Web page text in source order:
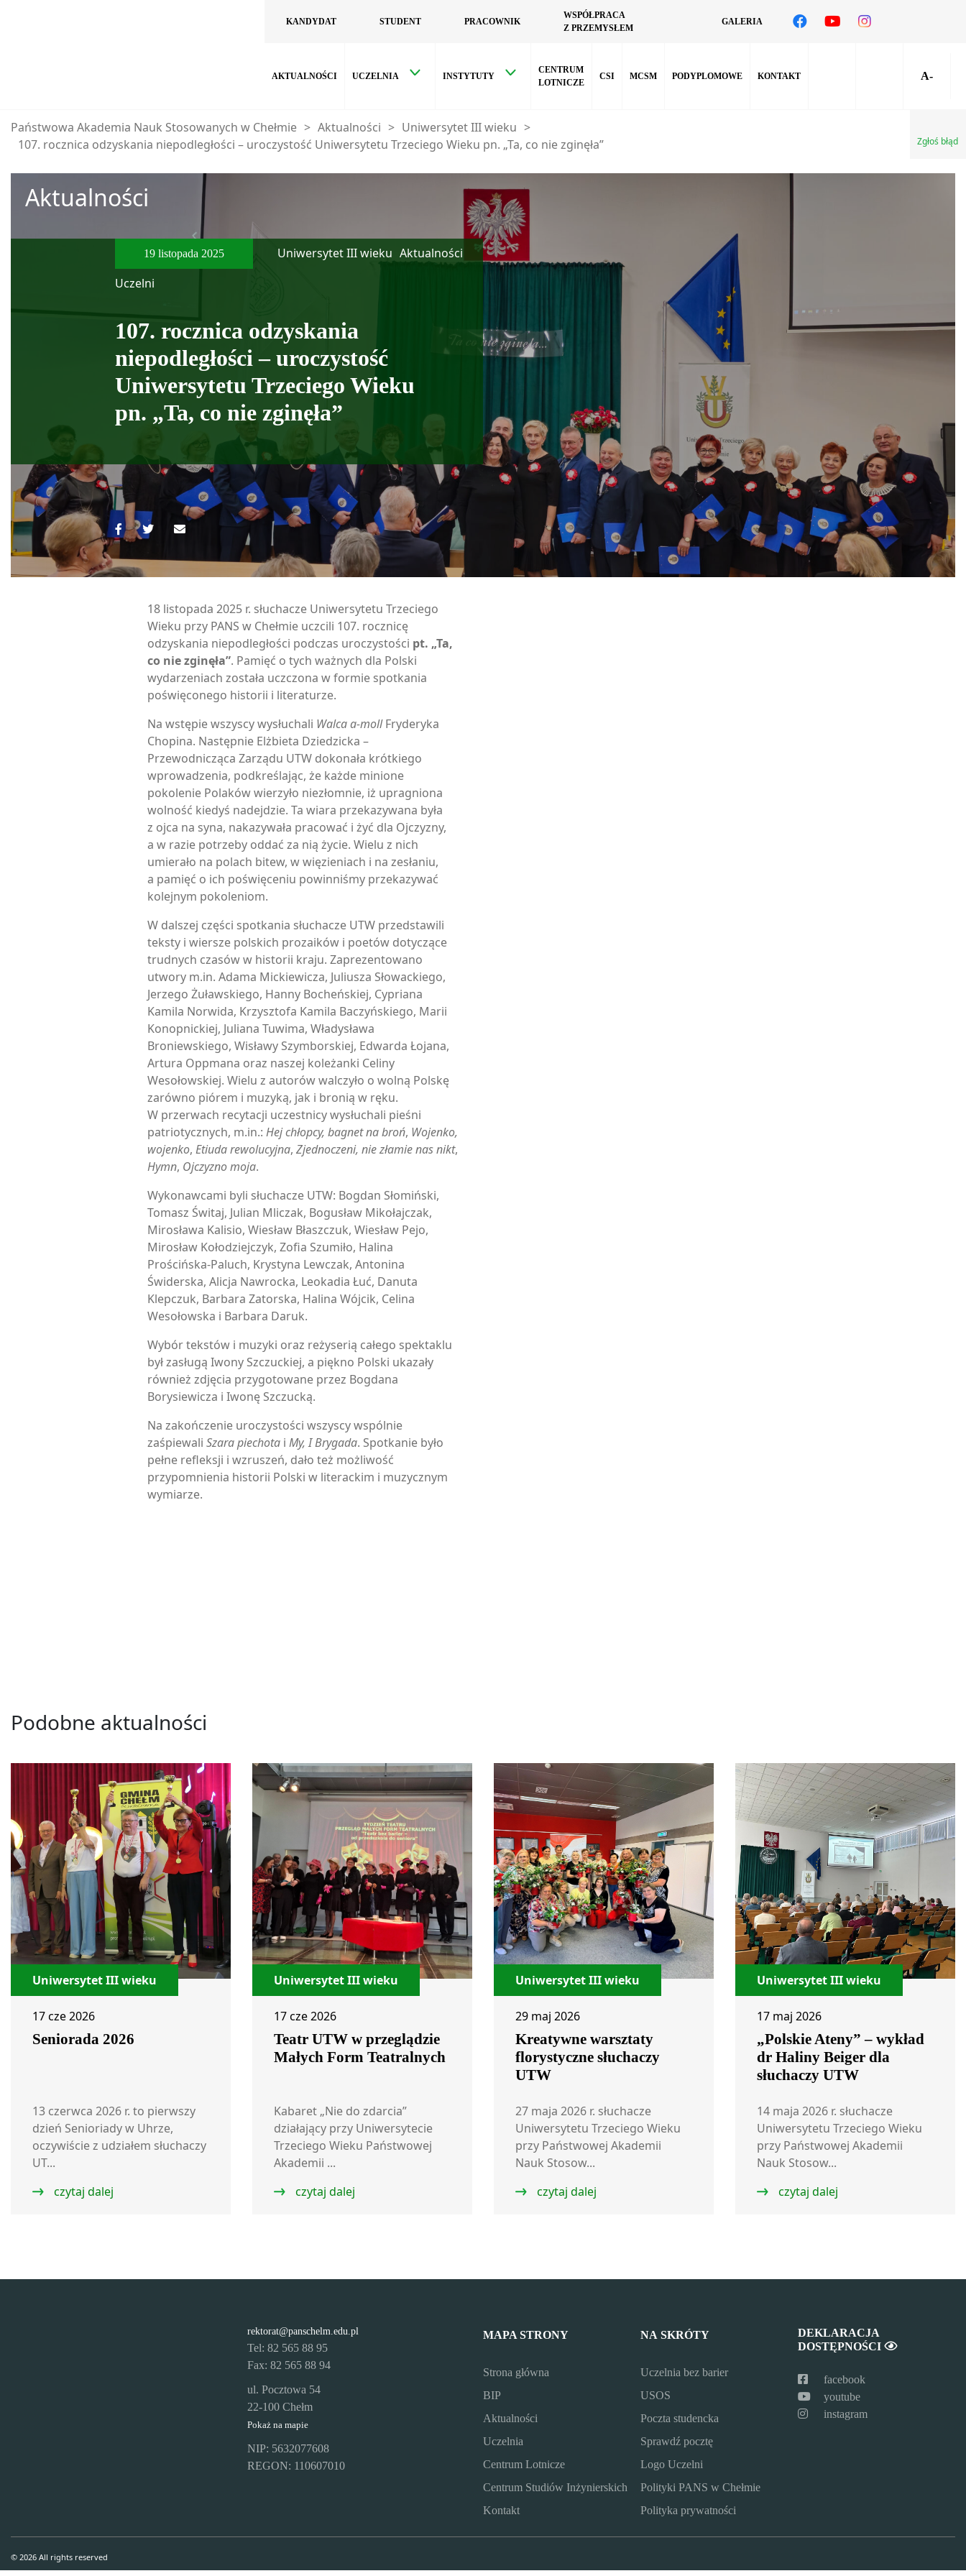
KANDYDAT STUDENT PRACOWNIK
WSPÓŁPRACA
Z PRZEMYSŁEM
GALERIA
AKTUALNOŚCI UCZELNIA INSTYTUTY
CENTRUM
LOTNICZE
CSI MCSM PODYPLOMOWE KONTAKT A-
Zgłoś błąd
Państwowa Akademia Nauk Stosowanych w Chełmie > Aktualności > Uniwersytet III wieku >
107. rocznica odzyskania niepodległości – uroczystość Uniwersytetu Trzeciego Wieku pn. „Ta, co nie zginęła”
Aktualności
19 listopada 2025 Uniwersytet III wieku Aktualności
Uczelni
107. rocznica odzyskania
niepodległości – uroczystość
Uniwersytetu Trzeciego Wieku
pn. „Ta, co nie zginęła”
18 listopada 2025 r. słuchacze Uniwersytetu Trzeciego
Wieku przy PANS w Chełmie uczcili 107. rocznicę
odzyskania niepodległości podczas uroczystości pt. „Ta,
co nie zginęła”. Pamięć o tych ważnych dla Polski
wydarzeniach została uczczona w formie spotkania
poświęconego historii i literaturze.
Na wstępie wszyscy wysłuchali Walca a-mollFryderyka
Chopina. Następnie Elżbieta Dziedzicka –
Przewodnicząca Zarządu UTW dokonała krótkiego
wprowadzenia, podkreślając, że każde minione
pokolenie Polaków wierzyło niezłomnie, iż upragniona
wolność kiedyś nadejdzie. Ta wiara przekazywana była
z ojca na syna, nakazywała pracować i żyć dla Ojczyzny,
a w razie potrzeby oddać za nią życie. Wielu z nich
umierało na polach bitew, w więzieniach i na zesłaniu,
a pamięć o ich poświęceniu powinniśmy przekazywać
kolejnym pokoleniom.
W dalszej części spotkania słuchacze UTW przedstawili
teksty i wiersze polskich prozaików i poetów dotyczące
trudnych czasów w historii kraju. Zaprezentowano
utwory m.in. Adama Mickiewicza, Juliusza Słowackiego,
Jerzego Żuławskiego, Hanny Bocheńskiej, Cypriana
Kamila Norwida, Krzysztofa Kamila Baczyńskiego, Marii
Konopnickiej, Juliana Tuwima, Władysława
Broniewskiego, Wisławy Szymborskiej, Edwarda Łojana,
Artura Oppmana oraz naszej koleżanki Celiny
Wesołowskiej. Wielu z autorów walczyło o wolną Polskę
zarówno piórem i muzyką, jak i bronią w ręku.
W przerwach recytacji uczestnicy wysłuchali pieśni
patriotycznych, m.in.: Hej chłopcy, bagnet na broń, Wojenko,
wojenko, Etiuda rewolucyjna, Zjednoczeni, nie złamie nas nikt,
Hymn, Ojczyzno moja.
Wykonawcami byli słuchacze UTW: Bogdan Słomiński,
Tomasz Świtaj, Julian Mliczak, Bogusław Mikołajczak,
Mirosława Kalisio, Wiesław Błaszczuk, Wiesław Pejo,
Mirosław Kołodziejczyk, Zofia Szumiło, Halina
Prościńska-Paluch, Krystyna Lewczak, Antonina
Świderska, Alicja Nawrocka, Leokadia Łuć, Danuta
Klepczuk, Barbara Zatorska, Halina Wójcik, Celina
Wesołowska i Barbara Daruk.
Wybór tekstów i muzyki oraz reżyserią całego spektaklu
był zasługą Iwony Szczuckiej, a piękno Polski ukazały
również zdjęcia przygotowane przez Bogdana
Borysiewicza i Iwonę Szczucką.
Na zakończenie uroczystości wszyscy wspólnie
zaśpiewali Szara piechota i My, I Brygada. Spotkanie było
pełne refleksji i wzruszeń, dało też możliwość
przypomnienia historii Polski w literackim i muzycznym
wymiarze.
Podobne aktualności
Uniwersytet III wieku
17 cze 2026
Seniorada 2026
13 czerwca 2026 r. to pierwszy
dzień Senioriady w Uhrze,
oczywiście z udziałem słuchaczy
UT...
czytaj dalej
Uniwersytet III wieku
17 cze 2026
Teatr UTW w przeglądzie
Małych Form Teatralnych
Kabaret „Nie do zdarcia”
działający przy Uniwersytecie
Trzeciego Wieku Państwowej
Akademii ...
czytaj dalej
Uniwersytet III wieku
29 maj 2026
Kreatywne warsztaty
florystyczne słuchaczy
UTW
27 maja 2026 r. słuchacze
Uniwersytetu Trzeciego Wieku
przy Państwowej Akademii
Nauk Stosow...
czytaj dalej
Uniwersytet III wieku
17 maj 2026
„Polskie Ateny” – wykład
dr Haliny Beiger dla
słuchaczy UTW
14 maja 2026 r. słuchacze
Uniwersytetu Trzeciego Wieku
przy Państwowej Akademii
Nauk Stosow...
czytaj dalej
rektorat@panschelm.edu.pl
Tel: 82 565 88 95
Fax: 82 565 88 94
ul. Pocztowa 54
22-100 Chełm
Pokaż na mapie
NIP: 5632077608
REGON: 110607010
MAPA STRONY
Strona główna
BIP
Aktualności
Uczelnia
Centrum Lotnicze
Centrum Studiów Inżynierskich
Kontakt
NA SKRÓTY
Uczelnia bez barier
USOS
Poczta studencka
Sprawdź pocztę
Logo Uczelni
Polityki PANS w Chełmie
Polityka prywatności
DEKLARACJA
DOSTĘPNOŚCI
facebook
youtube
instagram
© 2026 All rights reserved